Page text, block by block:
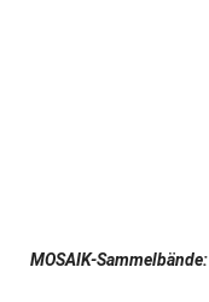
MOSAIK-Sammelbände: